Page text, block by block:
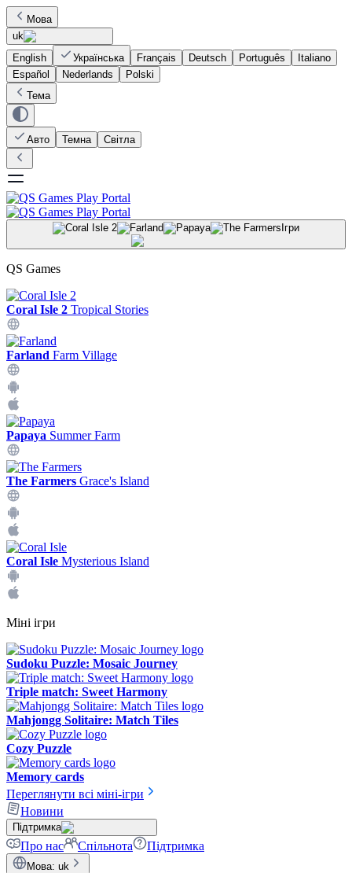
Мова
uk
English
Українська Français Deutsch Português
Italiano
Español
Nederlands
Polski
Тема
Авто Темна Світла
Ігри
QS Games
Coral Isle 2 Tropical Stories
Farland Farm Village
Papaya Summer Farm
The Farmers Grace's Island
Coral Isle Mysterious Island
Міні ігри
Sudoku Puzzle: Mosaic Journey
Triple match: Sweet Harmony
Mahjongg Solitaire: Match Tiles
Cozy Puzzle
Memory cards
Переглянути всі міні-ігри
Новини
Підтримка
Про нас Спільнота Підтримка
Мова: uk